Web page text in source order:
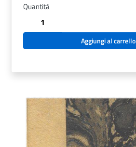
Quantità
CONSIDERATIONE
DE
quantità
Aggiungi al carrello